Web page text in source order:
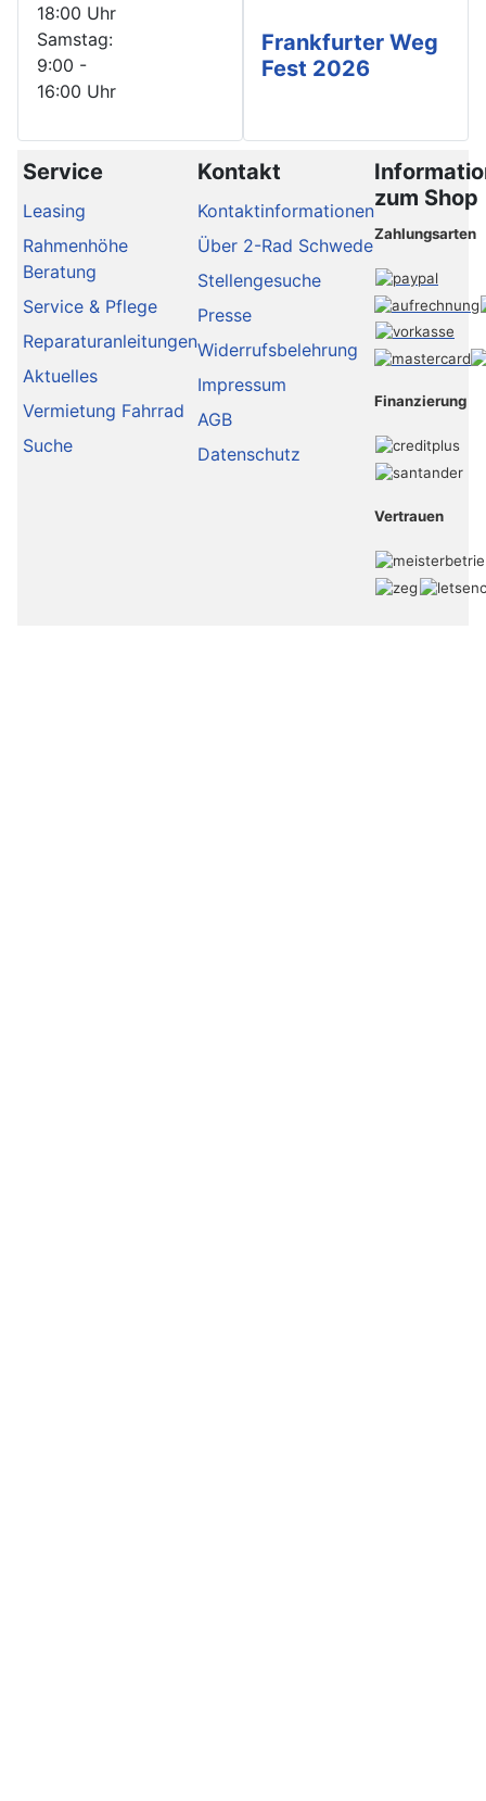
18:00 Uhr
Samstag:
9:00 -
16:00 Uhr
Frankfurter Weg
Fest 2026
Service
Leasing
Rahmenhöhe
Beratung
Service & Pflege
Reparaturanleitungen
Aktuelles
Vermietung Fahrrad
Suche
Kontakt
Kontaktinformationen
Über 2-Rad Schwede
Stellengesuche
Presse
Widerrufsbelehrung
Impressum
AGB
Datenschutz
zum Shop
Zahlungsarten
Finanzierung
Vertrauen